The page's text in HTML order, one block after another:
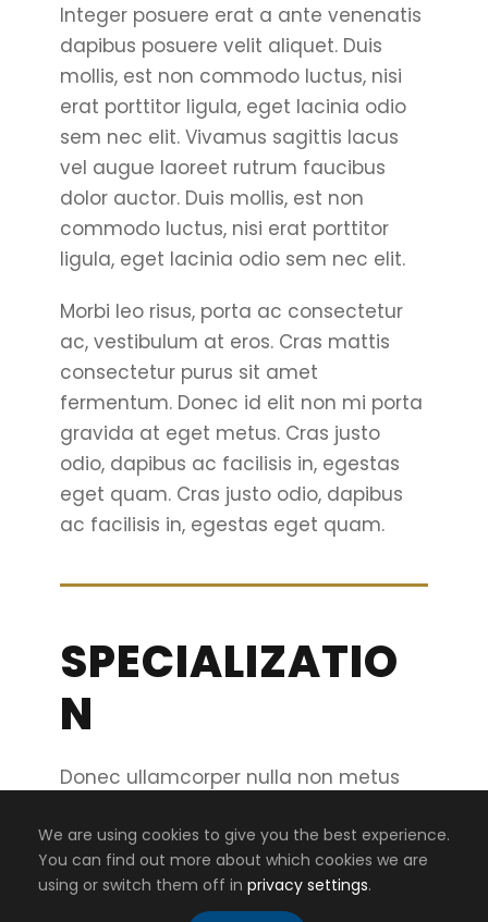
Integer posuere erat a ante venenatis
dapibus posuere velit aliquet. Duis
mollis, est non commodo luctus, nisi
erat porttitor ligula, eget lacinia odio
sem nec elit. Vivamus sagittis lacus
vel augue laoreet rutrum faucibus
dolor auctor. Duis mollis, est non
commodo luctus, nisi erat porttitor
ligula, eget lacinia odio sem nec elit.
Morbi leo risus, porta ac consectetur
ac, vestibulum at eros. Cras mattis
consectetur purus sit amet
fermentum. Donec id elit non mi porta
gravida at eget metus. Cras justo
odio, dapibus ac facilisis in, egestas
eget quam. Cras justo odio, dapibus
ac facilisis in, egestas eget quam.
SPECIALIZATIO
N
Donec ullamcorper nulla non metus
commodo luctus, nisi erat porttitor
ligula, eget lacinia odio sem nec elit.
We are using cookies to give you the best experience.
You can find out more about which cookies we are
using or switch them off in privacy settings.